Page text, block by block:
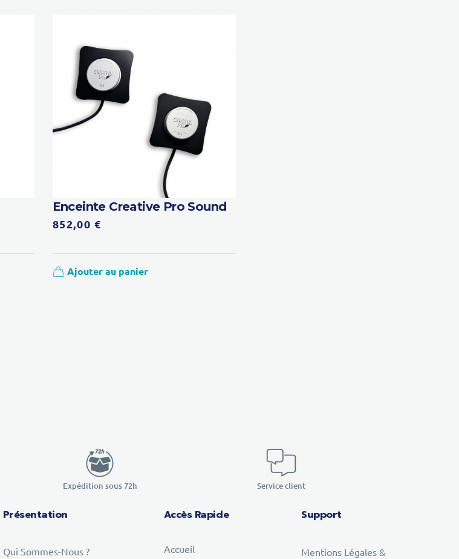
Enceinte Creative Pro Sound
852,00 €
Ajouter au panier
Expédition sous 72h Service client
Présentation
Qui Sommes-Nous ?
Accès Rapide
Accueil
Support
Mentions Légales &